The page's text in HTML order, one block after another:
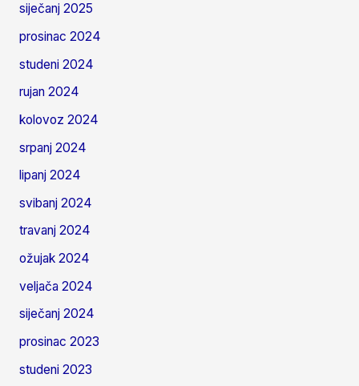
siječanj 2025
prosinac 2024
studeni 2024
rujan 2024
kolovoz 2024
srpanj 2024
lipanj 2024
svibanj 2024
travanj 2024
ožujak 2024
veljača 2024
siječanj 2024
prosinac 2023
studeni 2023